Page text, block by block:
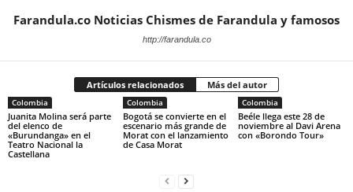
Farandula.co Noticias Chismes de Farandula y famosos
http://farandula.co
Artículos relacionados Más del autor
Colombia
Juanita Molina será parte
del elenco de
«Burundanga» en el
Teatro Nacional la
Castellana
Colombia
Bogotá se convierte en el
escenario más grande de
Morat con el lanzamiento
de Casa Morat
Colombia
Beéle llega este 28 de
noviembre al Davi Arena
con «Borondo Tour»